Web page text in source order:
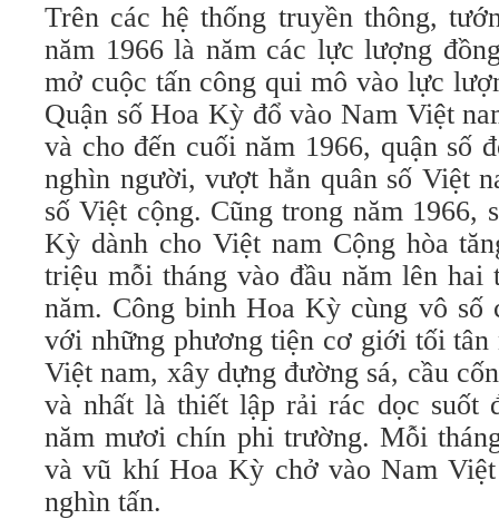
Trên các hệ thống truyền thông,
năm 1966 là năm các lực lượng
mở cuộc tấn công qui mô vào lực
Quận số Hoa Kỳ đổ vào Nam Việt
và cho đến cuối năm 1966, quận số
nghìn người, vượt hẳn quân số Việt
số Việt cộng. Cũng trong năm 1966,
Kỳ dành cho Việt nam Cộng hòa
triệu mỗi tháng vào đầu năm lên hai
năm. Công binh Hoa Kỳ cùng vô số
với những phương tiện cơ giới tối
Việt nam, xây dựng đường sá, cầu
và nhất là thiết lập rải rác dọc suốt
năm mươi chín phi trường. Mỗi
và vũ khí Hoa Kỳ chở vào Nam
nghìn tấn.